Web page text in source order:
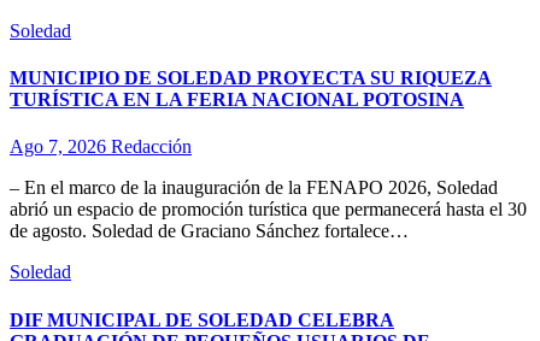
Soledad
MUNICIPIO DE SOLEDAD PROYECTA SU RIQUEZA
TURÍSTICA EN LA FERIA NACIONAL POTOSINA
Ago 7, 2026 Redacción
– En el marco de la inauguración de la FENAPO 2026, Soledad
abrió un espacio de promoción turística que permanecerá hasta el 30
de agosto. Soledad de Graciano Sánchez fortalece…
Soledad
DIF MUNICIPAL DE SOLEDAD CELEBRA